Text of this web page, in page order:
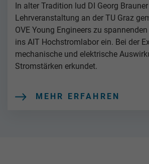
In alter Tradition lud DI Georg
Lehrveranstaltung an der TU Graz
OVE Young Engineers zu
ins AIT Hochstromlabor ein. Bei der
mechanische und elektrische
Stromstärken erkundet.
MEHR ERFAHREN